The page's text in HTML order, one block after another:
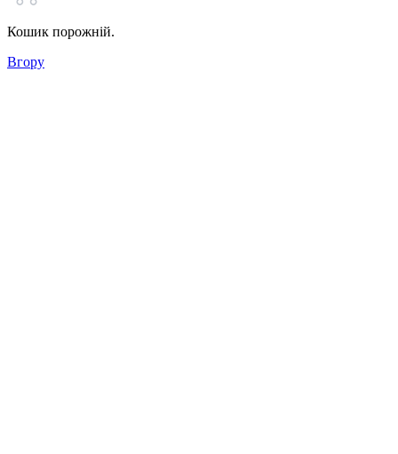
Кошик порожній.
Вгору